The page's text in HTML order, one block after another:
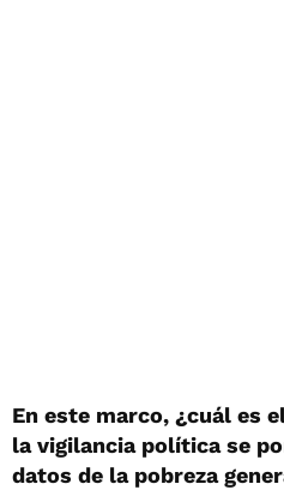
En este marco, ¿cuál es
la vigilancia política se
datos de la pobreza